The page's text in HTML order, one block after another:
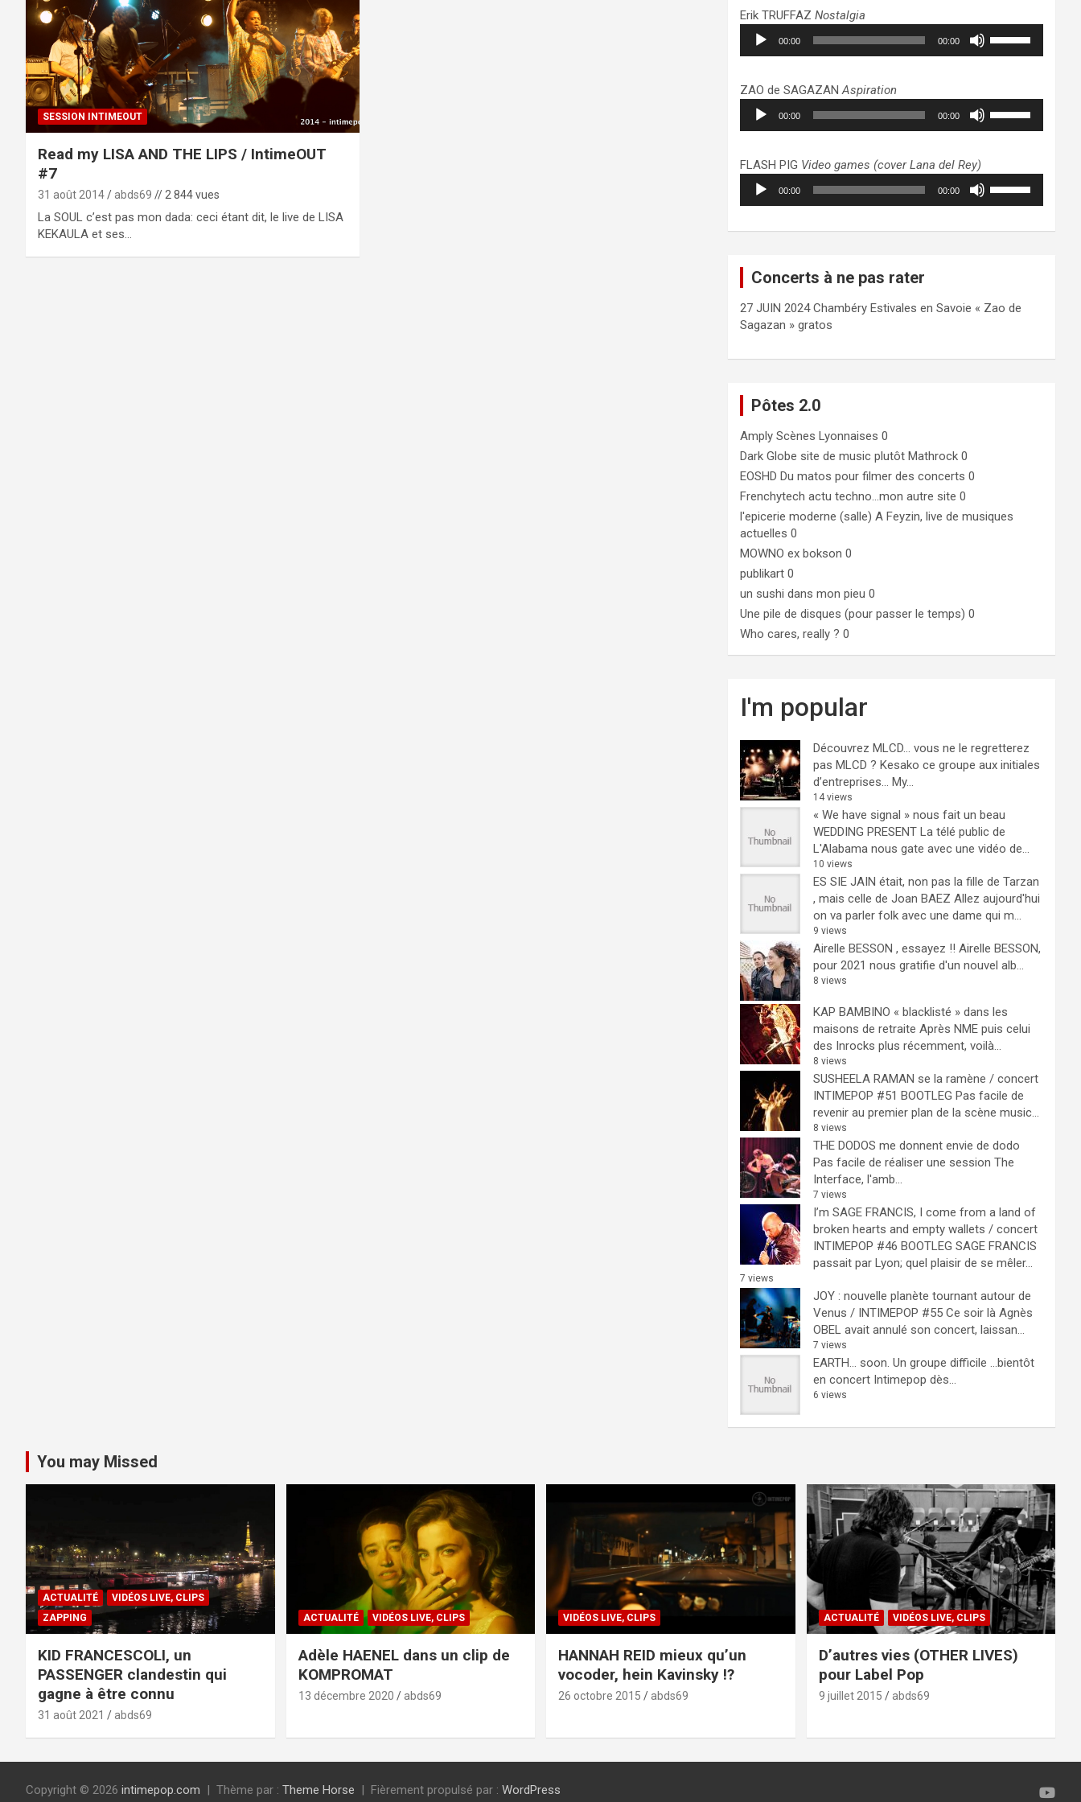
SESSION INTIMEOUT
Read my LISA AND THE LIPS / IntimeOUT
#7
31 août 2014 abds69 // 2 844 vues
La SOUL c’est pas mon dada: ceci étant dit, le live de LISA
KEKAULA et ses…
pour
augmenter
ou
volume.
Erik TRUFFAZNostalgia
Lecteur
audio
00:00 00:00
pour
augmenter
ou
volume.
ZAO de SAGAZANAspiration
Lecteur
audio
00:00 00:00
pour
augmenter
ou
FLASH PIG Video games (cover Lana del Rey)
Lecteur
audio
00:00 00:00
haut/bas
le
Concerts à ne pas rater
27 JUIN 2024 Chambéry Estivales en Savoie « Zao de
Sagazan » gratos
Pôtes 2.0
Amply Scènes Lyonnaises 0
Dark Globe site de music plutôt Mathrock 0
EOSHD Du matos pour filmer des concerts 0
Frenchytech actu techno…mon autre site 0
l'epicerie moderne (salle) A Feyzin, live de musiques
actuelles 0
MOWNO ex bokson 0
publikart 0
un sushi dans mon pieu 0
Une pile de disques (pour passer le temps) 0
Who cares, really ? 0
I'm popular
Découvrez MLCD… vous ne le regretterez
pas MLCD ? Kesako ce groupe aux initiales
d’entreprises… My...
14 views
« We have signal » nous fait un beau
WEDDING PRESENT La télé public de
L'Alabama nous gate avec une vidéo de...
10 views
ES SIE JAIN était, non pas la fille de Tarzan
, mais celle de Joan BAEZ Allez aujourd'hui
on va parler folk avec une dame qui m...
9 views
Airelle BESSON , essayez !! Airelle BESSON,
pour 2021 nous gratifie d'un nouvel alb...
8 views
KAP BAMBINO « blacklisté » dans les
maisons de retraite Après NME puis celui
des Inrocks plus récemment, voilà...
8 views
SUSHEELA RAMAN se la ramène / concert
INTIMEPOP #51 BOOTLEG Pas facile de
revenir au premier plan de la scène music...
8 views
THE DODOS me donnent envie de dodo
Pas facile de réaliser une session The
Interface, l'amb...
7 views
I’m SAGE FRANCIS, I come from a land of
broken hearts and empty wallets / concert
INTIMEPOP #46 BOOTLEG SAGE FRANCIS
passait par Lyon; quel plaisir de se mêler...
7 views
JOY : nouvelle planète tournant autour de
Venus / INTIMEPOP #55 Ce soir là Agnès
OBEL avait annulé son concert, laissan...
7 views
EARTH… soon. Un groupe difficile ...bientôt
en concert Intimepop dès...
6 views
You may Missed
ACTUALITÉ
VIDÉOS LIVE, CLIPS
ZAPPING
KID FRANCESCOLI, un
PASSENGER clandestin qui
gagne à être connu
31 août 2021 abds69
ACTUALITÉ VIDÉOS LIVE, CLIPS
Adèle HAENEL dans un clip de
KOMPROMAT
13 décembre 2020 abds69
VIDÉOS LIVE, CLIPS
HANNAH REID mieux qu’un
vocoder, hein Kavinsky !?
26 octobre 2015 abds69
ACTUALITÉ VIDÉOS LIVE, CLIPS
D’autres vies (OTHER LIVES)
pour Label Pop
9 juillet 2015 abds69
Copyright © 2026 intimepop.com Thème par : Theme Horse Fièrement propulsé par : WordPress